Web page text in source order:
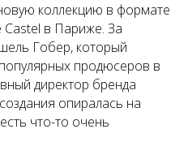
коллекцию в формате
Castel в Париже. За
Гобер, который
продюсеров в
директор бренда
опиралась на
что-то очень